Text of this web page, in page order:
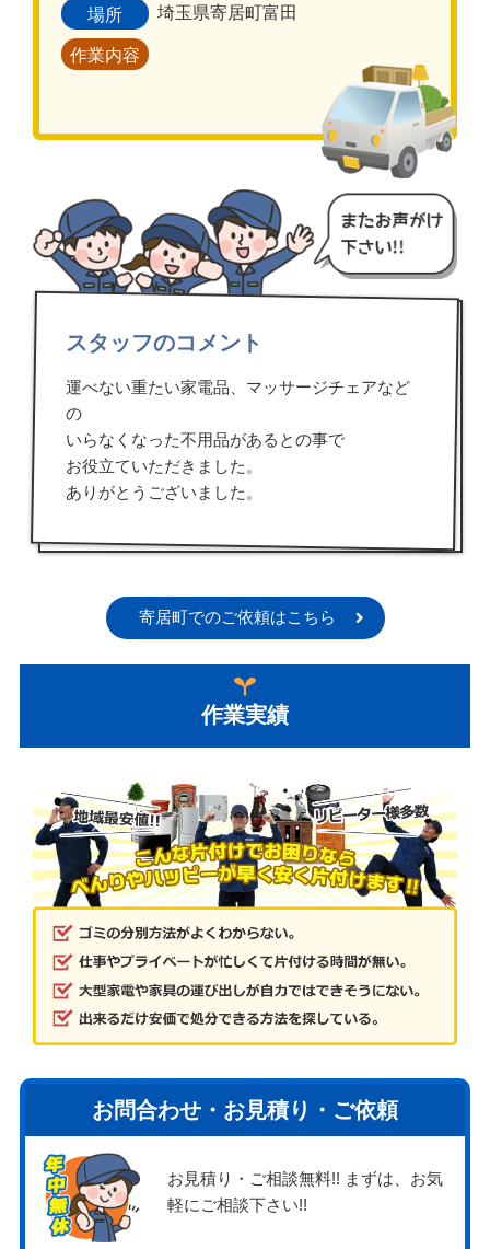
場所 埼玉県寄居町富田
作業内容
スタッフのコメント
運べない重たい家電品、マッサージチェアなど
の
いらなくなった不用品があるとの事で
お役立ていただきました。
ありがとうございました。
寄居町でのご依頼はこちら
作業実績
お問合わせ・お見積り・ご依頼
お見積り・ご相談無料!! まずは、お気
軽にご相談下さい!!